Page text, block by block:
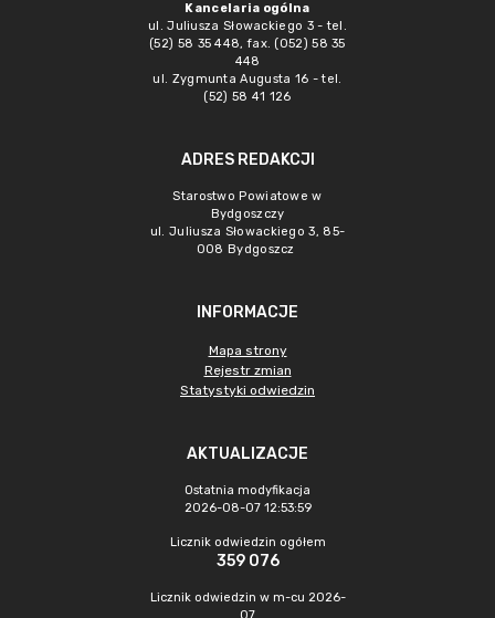
Kancelaria ogólna
ul. Juliusza Słowackiego 3 - tel.
(52) 58 35 448, fax. (052) 58 35
448
ul. Zygmunta Augusta 16 - tel.
(52) 58 41 126
ADRES REDAKCJI
Starostwo Powiatowe w
Bydgoszczy
ul. Juliusza Słowackiego 3, 85-
008 Bydgoszcz
INFORMACJE
Mapa strony
Rejestr zmian
Statystyki odwiedzin
AKTUALIZACJE
Ostatnia modyfikacja
2026-08-07 12:53:59
Licznik odwiedzin ogółem
359 076
Licznik odwiedzin w m-cu 2026-